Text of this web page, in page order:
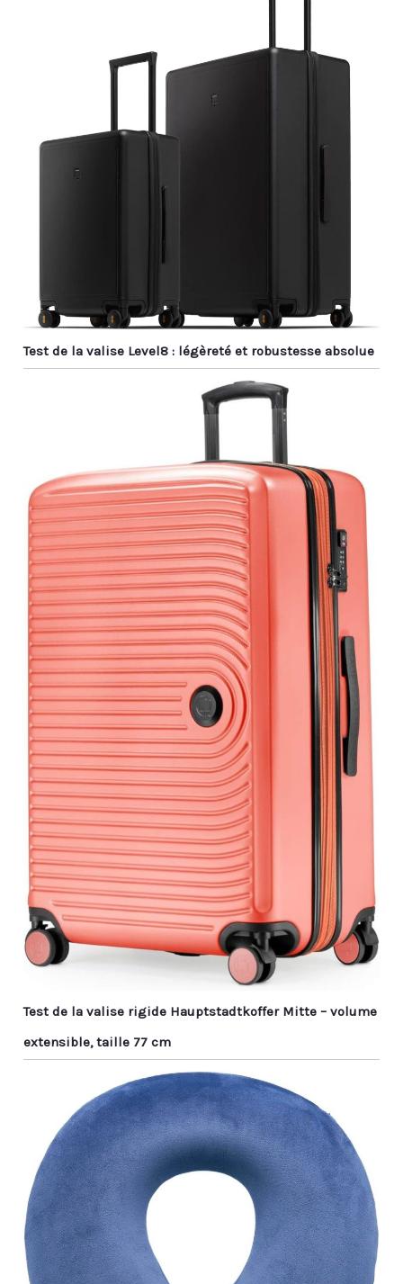
Test de la valise Level8 : légèreté et robustesse absolue
Test de la valise rigide Hauptstadtkoffer Mitte – volume
extensible, taille 77 cm